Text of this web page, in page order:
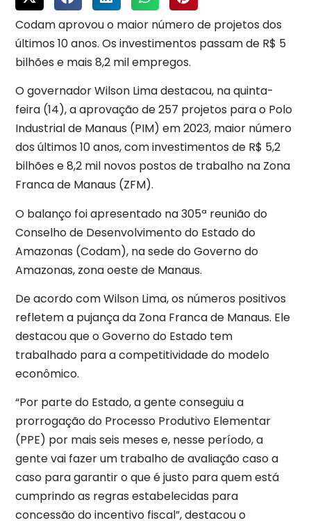
Codam aprovou o maior número de projetos dos
últimos 10 anos. Os investimentos passam de R$ 5
bilhões e mais 8,2 mil empregos.
O governador Wilson Lima destacou, na quinta-
feira (14), a aprovação de 257 projetos para o Polo
Industrial de Manaus (PIM) em 2023, maior número
dos últimos 10 anos, com investimentos de R$ 5,2
bilhões e 8,2 mil novos postos de trabalho na Zona
Franca de Manaus (ZFM).
O balanço foi apresentado na 305ª reunião do
Conselho de Desenvolvimento do Estado do
Amazonas (Codam), na sede do Governo do
Amazonas, zona oeste de Manaus.
De acordo com Wilson Lima, os números positivos
refletem a pujança da Zona Franca de Manaus. Ele
destacou que o Governo do Estado tem
trabalhado para a competitividade do modelo
econômico.
“Por parte do Estado, a gente conseguiu a
prorrogação do Processo Produtivo Elementar
(PPE) por mais seis meses e, nesse período, a
gente vai fazer um trabalho de avaliação caso a
caso para garantir o que é justo para quem está
cumprindo as regras estabelecidas para
concessão do incentivo fiscal”, destacou o